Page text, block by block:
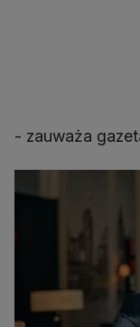
- zauważa